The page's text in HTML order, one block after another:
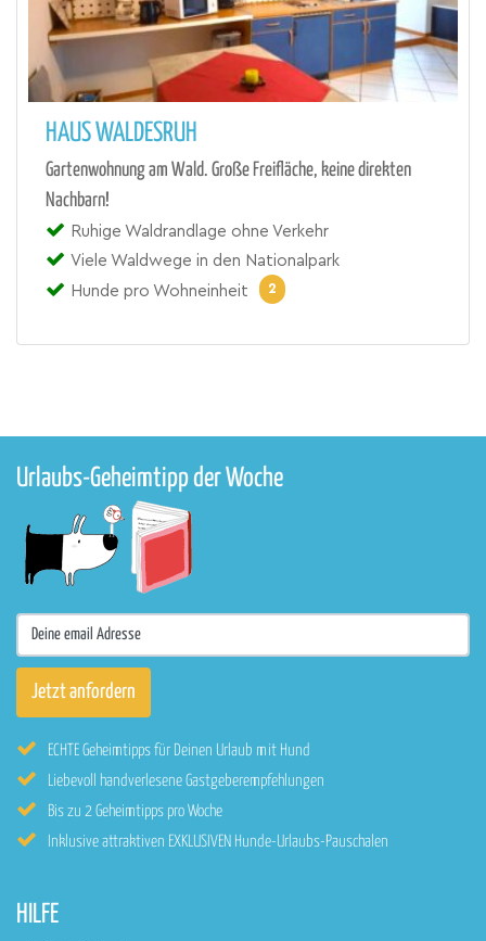
HAUS WALDESRUH
Gartenwohnung am Wald. Große Freifläche, keine direkten
Nachbarn!
Ruhige Waldrandlage ohne Verkehr
Viele Waldwege in den Nationalpark
Hunde pro Wohneinheit
2
Urlaubs-Geheimtipp der Woche
ECHTE Geheimtipps für Deinen Urlaub mit Hund
Liebevoll handverlesene Gastgeberempfehlungen
Bis zu 2 Geheimtipps pro Woche
Inklusive attraktiven EXKLUSIVEN Hunde-Urlaubs-Pauschalen
HILFE